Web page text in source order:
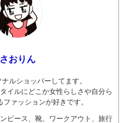
さおりん
ルショッパーしてます。
イルにどこか女性らしさや自分ら
ファッションが好きです。
ピース、靴、ワークアウト、旅行